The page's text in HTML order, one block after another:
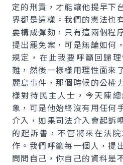
定的刑責，才能讓他提早下
界都是這樣。我們的憲法也
要構成彈劾，只有這兩個程
提出罷免案，可是無論如何
規定，在此我要呼籲回歸
難，然後一樣樣用理性面來
麗島事件，那個時候的公權
樣對待民主人士，今天陳
象，可是他始終沒有用任何
介入，如果司法介入會起訴
的起訴書，不管將來在法
作。我們呼籲每一個人，提
問問自己，你自己的資料是